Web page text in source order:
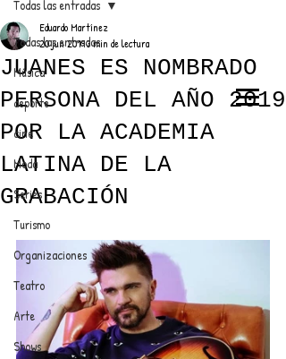
ANUNCIATE CON NOSOTROS
PARA MÁS INFORMACIÓN:
dinamicaseltrendytop@gmail.com
EL TRENDY TOP
CON EDDY MARTINEZ
Todas las entradas
Música
deporte
cine
Moda
Series
Turismo
Organizaciones
Teatro
Arte
Shows
Todas las entradas
JUANES ES NOMBRADO
PERSONA DEL AÑO 2019
POR LA ACADEMIA
LATINA DE LA
GRABACIÓN
Eduardo Martínez
20 jun 20193 min de lectura